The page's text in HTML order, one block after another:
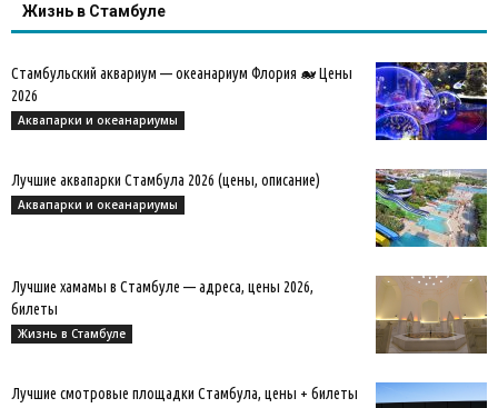
Жизнь в Стамбуле
Стамбульский аквариум — океанариум Флория 🐋 Цены
2026
Аквапарки и океанариумы
Лучшие аквапарки Стамбула 2026 (цены, описание)
Аквапарки и океанариумы
Лучшие хамамы в Стамбуле — адреса, цены 2026,
билеты
Жизнь в Стамбуле
Лучшие смотровые площадки Стамбула, цены + билеты